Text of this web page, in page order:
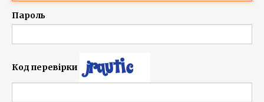
Пароль
Код перевірки